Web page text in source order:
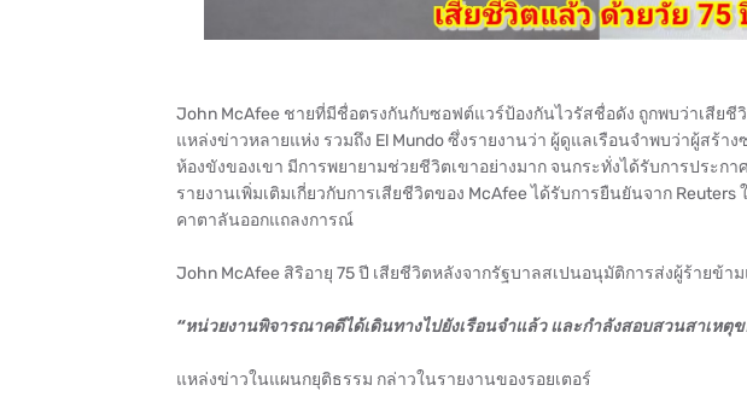
John McAfee ชายที่มีชื่อตรงกันกับซอฟต์แวร์ป้องกันไวรัสชื่อดัง ถูกพบว่าเสียชี
แหล่งข่าวหลายแห่ง รวมถึง El Mundo ซึ่งรายงานว่า ผู้ดูแลเรือนจำพบว่าผู้สร้า
ห้องขังของเขา มีการพยายามช่วยชีวิตเขาอย่างมาก จนกระทั่งได้รับการประกา
รายงานเพิ่มเติมเกี่ยวกับการเสียชีวิตของ McAfee ได้รับการยืนยันจาก
คาตาลันออกแถลงการณ์
John McAfee สิริอายุ 75 ปี เสียชีวิตหลังจากรัฐบาลสเปนอนุมัติการส่งผู้ร้ายข้า
“หน่วยงานพิจารณาคดีได้เดินทางไปยังเรือนจำแล้ว และกำลังสอบสวนสาเหตุข
แหล่งข่าวในแผนกยุติธรรม กล่าวในรายงานของรอยเตอร์